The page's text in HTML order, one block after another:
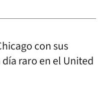
con sus
raro en el United